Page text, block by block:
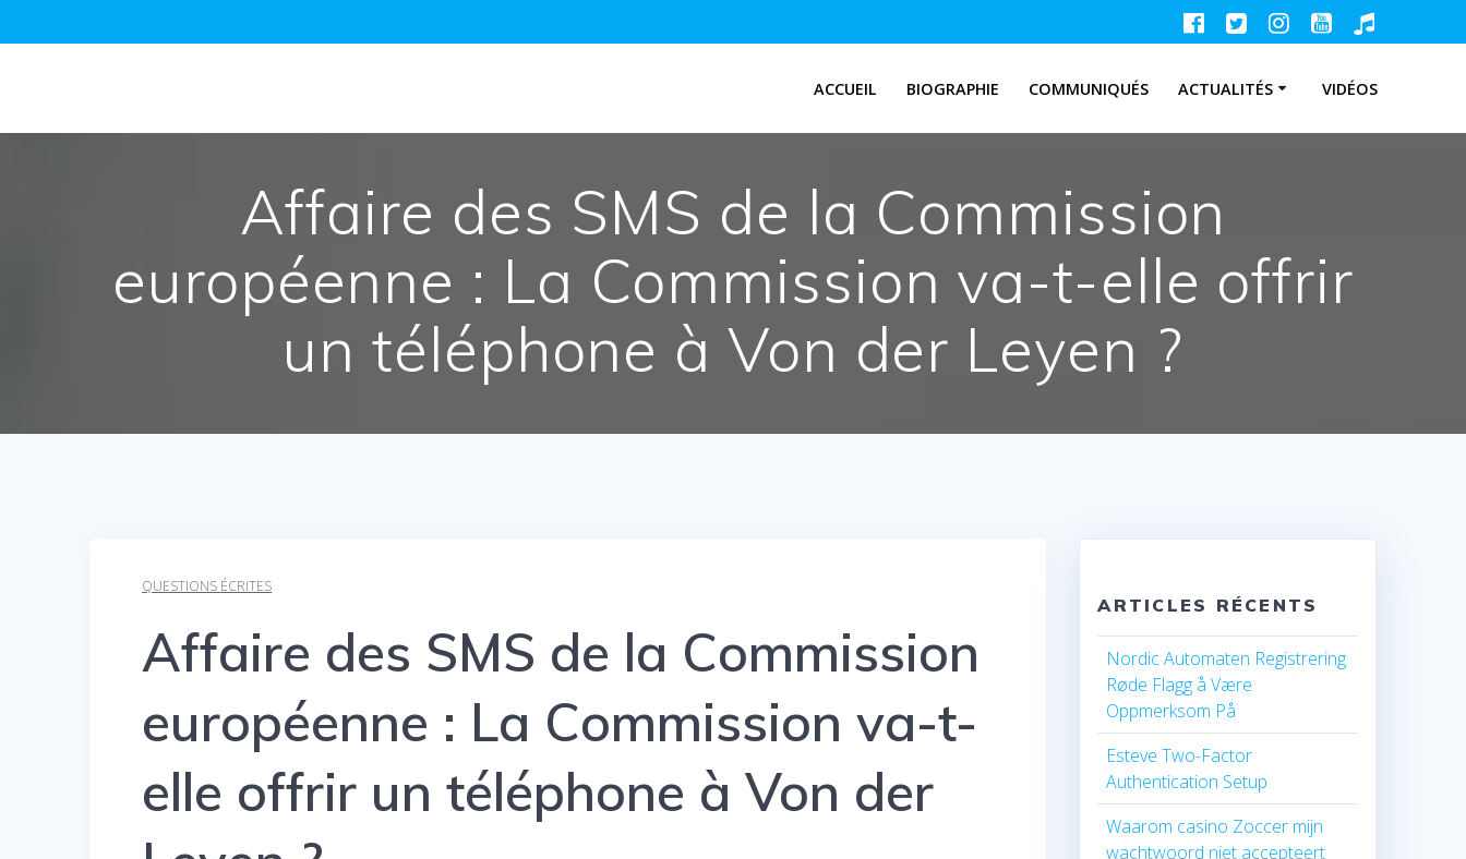
au
ACCUEIL BIOGRAPHIE COMMUNIQUÉS ACTUALITÉS VIDÉOS
Affaire des SMS de la Commission
européenne : La Commission va-t-elle offrir
un téléphone à Von der Leyen ?
QUESTIONS ÉCRITES
Affaire des SMS de la Commission
européenne : La Commission va-t-
elle offrir un téléphone à Von der
ARTICLES RÉCENTS
Nordic Automaten Registrering
Røde Flagg å Være
Oppmerksom På
Esteve Two-Factor
Authentication Setup
Waarom casino Zoccer mijn
wachtwoord niet accepteert